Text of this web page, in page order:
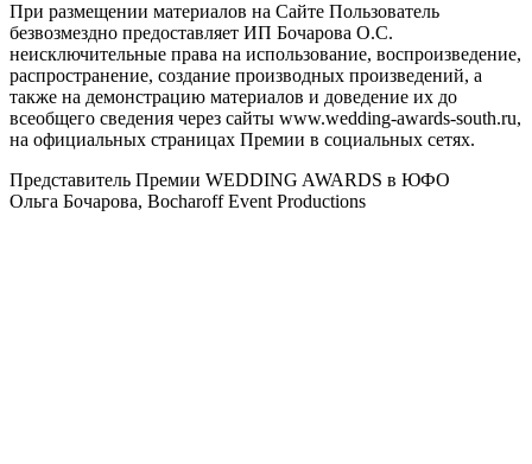
При размещении материалов на Сайте Пользователь
безвозмездно предоставляет ИП Бочарова О.С.
неисключительные права на использование, воспроизведение,
распространение, создание производных произведений, а
также на демонстрацию материалов и доведение их до
всеобщего сведения через сайты www.wedding-awards-south.ru,
на официальных страницах Премии в социальных сетях.
Представитель Премии WEDDING AWARDS в ЮФО
Ольга Бочарова, Bocharoff Event Productions